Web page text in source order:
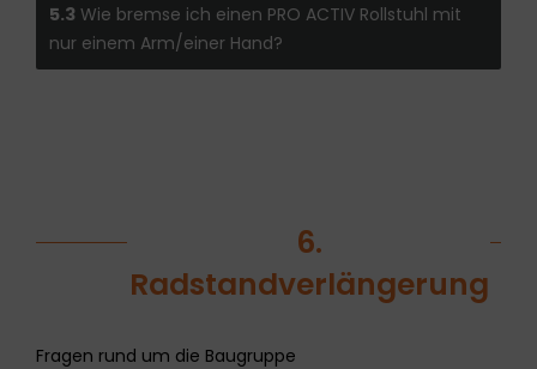
5.3 Wie bremse ich einen PRO ACTIV Rollstuhl mit
nur einem Arm/einer Hand?
6.
Radstandverlängerung
Fragen rund um die Baugruppe